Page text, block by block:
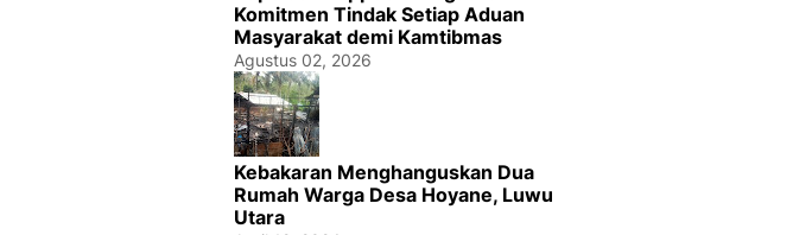
Komitmen Tindak Setiap Aduan
Masyarakat demi Kamtibmas
Agustus 02, 2026
Kebakaran Menghanguskan Dua
Rumah Warga Desa Hoyane, Luwu
Utara